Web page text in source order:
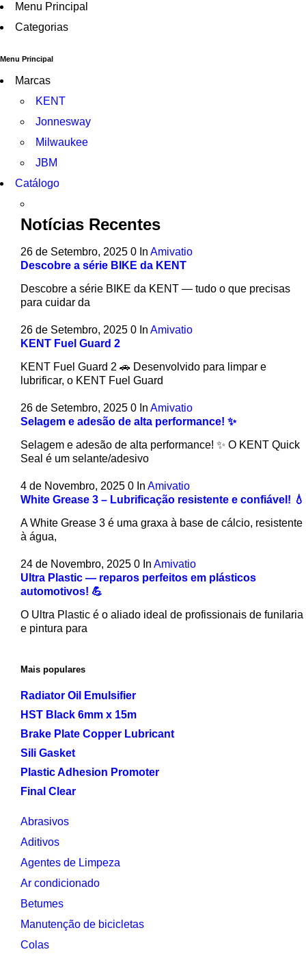
Menu Principal
Categorias
Menu Principal
Marcas
KENT
Jonnesway
Milwaukee
JBM
Catálogo
Notícias Recentes
26 de Setembro, 2025 0 In Amivatio
Descobre a série BIKE da KENT
Descobre a série BIKE da KENT — tudo o que precisas
para cuidar da
26 de Setembro, 2025 0 In Amivatio
KENT Fuel Guard 2
KENT Fuel Guard 2 🚗 Desenvolvido para limpar e
lubrificar, o KENT Fuel Guard
26 de Setembro, 2025 0 In Amivatio
Selagem e adesão de alta performance! ✨
Selagem e adesão de alta performance! ✨ O KENT Quick
Seal é um selante/adesivo
4 de Novembro, 2025 0 In Amivatio
White Grease 3 – Lubrificação resistente e confiável! 💧
A White Grease 3 é uma graxa à base de cálcio, resistente
à água,
24 de Novembro, 2025 0 In Amivatio
Ultra Plastic — reparos perfeitos em plásticos
automotivos! 💪
O Ultra Plastic é o aliado ideal de profissionais de funilaria
e pintura para
Mais populares
Radiator Oil Emulsifier
HST Black 6mm x 15m
Brake Plate Copper Lubricant
Sili Gasket
Plastic Adhesion Promoter
Final Clear
Abrasivos
Aditivos
Agentes de Limpeza
Ar condicionado
Betumes
Manutenção de bicicletas
Colas